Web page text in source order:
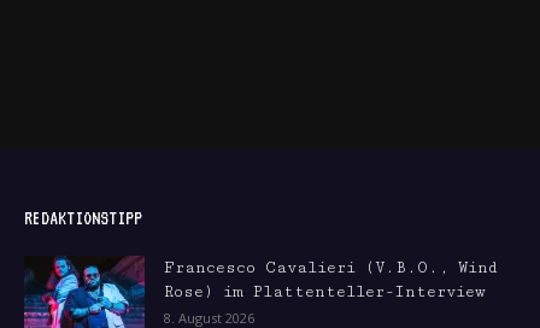
REDAKTIONSTIPP
Francesco Cavalieri (V.B.O., Wind
Rose) im Plattenteller-Interview
8. August 2026